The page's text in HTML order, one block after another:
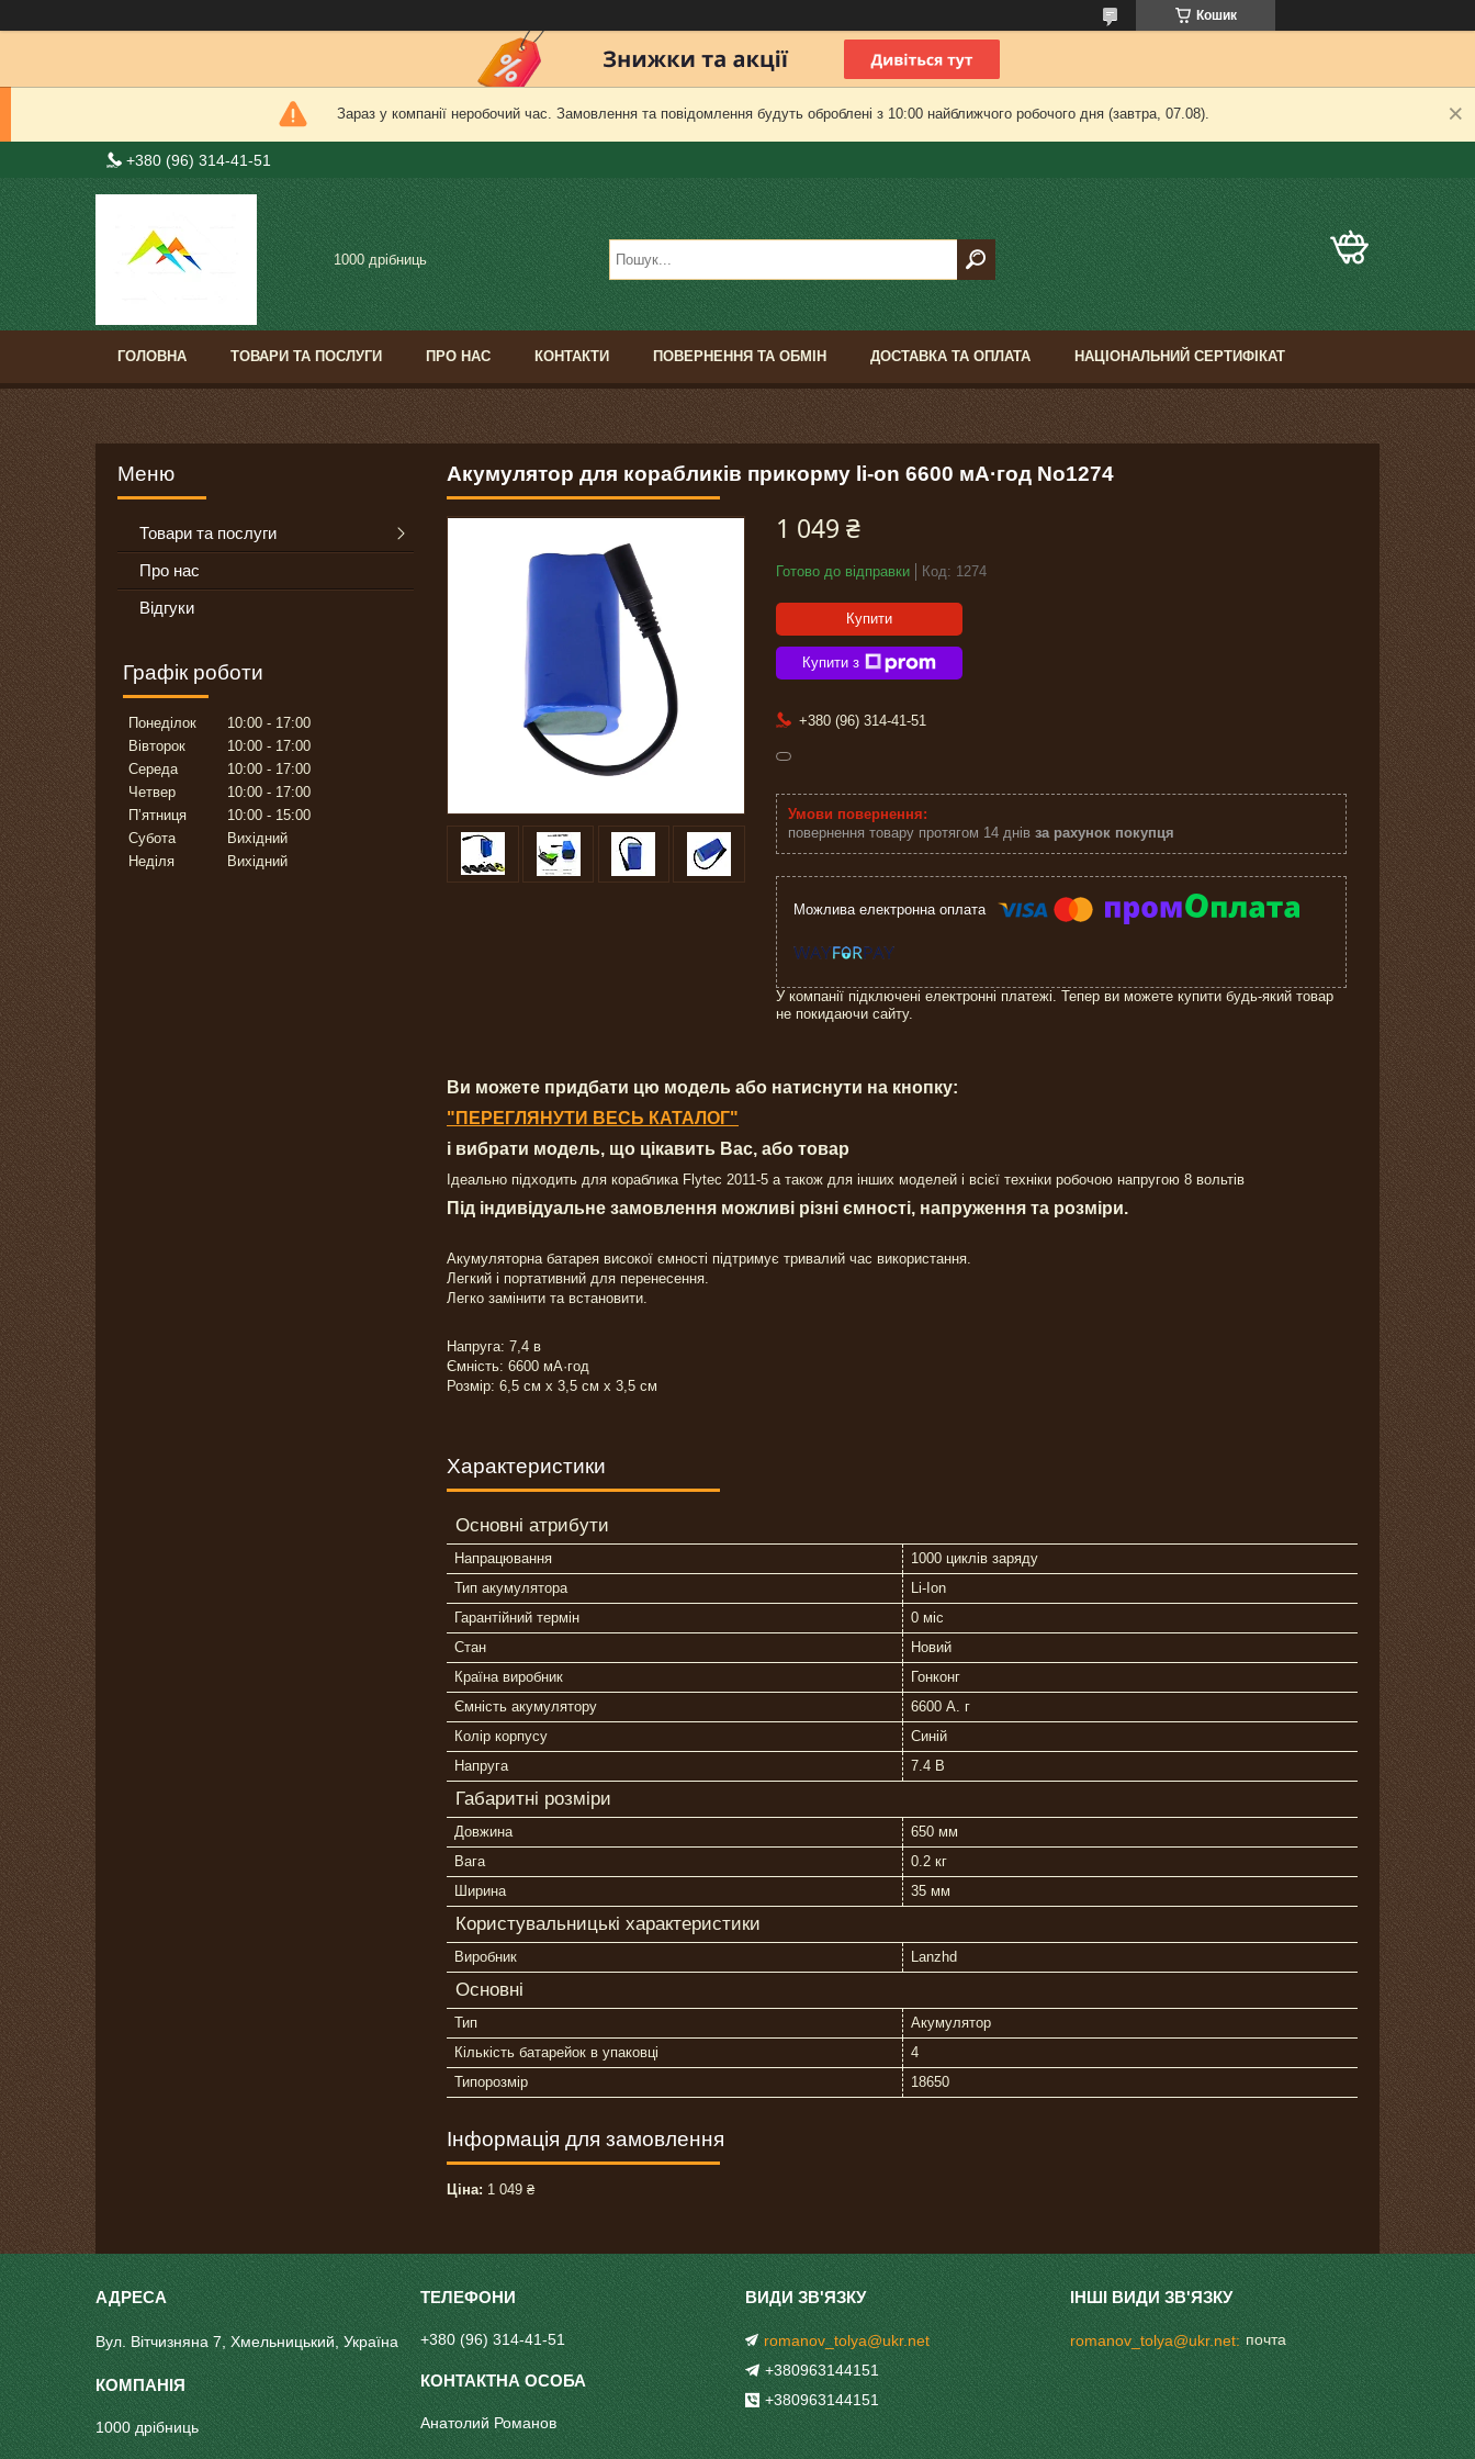
Кошик
Зараз у компанії неробочий час. Замовлення та повідомлення будуть оброблені з 10:00 найближчого робочого дня (завтра, 07.08).
+380 (96) 314-41-51
1000 дрібниць
ГОЛОВНА ТОВАРИ ТА ПОСЛУГИ ПРО НАС КОНТАКТИ ПОВЕРНЕННЯ ТА ОБМІН ДОСТАВКА ТА ОПЛАТА НАЦІОНАЛЬНИЙ СЕРТИФІКАТ
Акумулятор для корабликів прикорму li-on 6600 мА·год No1274
1 049 ₴
Готово до відправки Код: 1274
Купити
Купити з
+380 (96) 314-41-51
повернення товару протягом 14 днів за рахунок покупця
У компанії підключені електронні платежі. Тепер ви можете купити будь-який товар
не покидаючи сайту.
Ви можете придбати цю модель або натиснути на кнопку:
"ПЕРЕГЛЯНУТИ ВЕСЬ КАТАЛОГ"
і вибрати модель, що цікавить Вас, або товар
Ідеально підходить для кораблика Flytec 2011-5 а також для інших моделей і всієї техніки робочою напругою 8 вольтів
Під індивідуальне замовлення можливі різні ємності, напруження та розміри.
Акумуляторна батарея високої ємності підтримує тривалий час використання.
Легкий і портативний для перенесення.
Легко замінити та встановити.
Напруга: 7,4 в
Ємність: 6600 мА·год
Розмір: 6,5 см x 3,5 см x 3,5 см
Характеристики
Основні атрибути
Напрацювання
1000 циклів заряду
Тип акумулятора
Li-Ion
Гарантійний термін
0 міс
Стан
Новий
Країна виробник
Гонконг
Ємність акумулятору
6600 А. г
Колір корпусу
Синій
Напруга
7.4 В
Габаритні розміри
Довжина
650 мм
Вага
0.2 кг
Ширина
35 мм
Користувальницькі характеристики
Виробник Lanzhd
Основні
Тип
Акумулятор
Кількість батарейок в упаковці
4
Типорозмір
18650
Інформація для замовлення
Ціна: 1 049 ₴
Товари та послуги
Про нас
Відгуки
Графік роботи
Понеділок 10:00
17:00
Вівторок
10:00
17:00
Середа
10:00
17:00
Четвер
10:00
17:00
Пʼятниця
10:00
15:00
Субота
Вихідний
Неділя
Вихідний
Вул. Вітчизняна 7, Хмельницький, Україна
1000 дрібниць
+380 (96) 314-41-51
Анатолий Романов
romanov_tolya@ukr.net
+380963144151
+380963144151
romanov_tolya@ukr.net почта